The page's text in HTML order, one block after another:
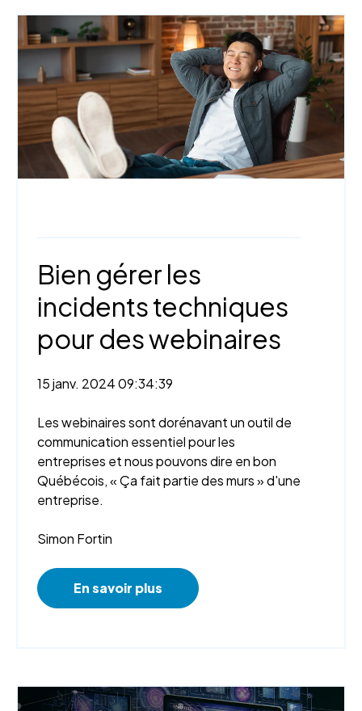
Bien gérer les
incidents techniques
pour des webinaires
15 janv. 2024 09:34:39
Les webinaires sont dorénavant un outil de
communication essentiel pour les
entreprises et nous pouvons dire en bon
Québécois,«Ça fait partie des murs»d'une
entreprise.
Simon Fortin
En savoir plus